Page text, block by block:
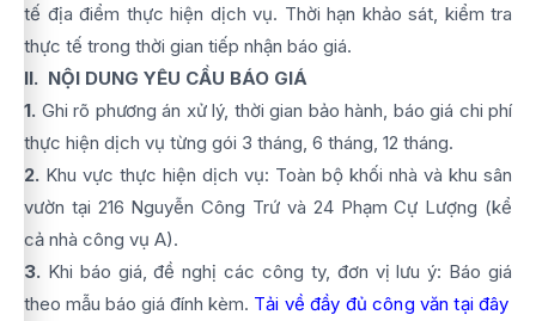
tế địa điểm thực hiện dịch vụ. Thời hạn khảo sát, kiểm tra
thực tế trong thời gian tiếp nhận báo giá.
II. NỘI DUNG YÊU CẦU BÁO GIÁ
1. Ghi rõ phương án xử lý, thời gian bảo hành, báo giá chi phí
thực hiện dịch vụ từng gói 3 tháng, 6 tháng, 12 tháng.
2. Khu vực thực hiện dịch vụ: Toàn bộ khối nhà và khu sân
vườn tại 216 Nguyễn Công Trứ và 24 Phạm Cự Lượng (kể
cả nhà công vụ A).
3. Khi báo giá, đề nghị các công ty, đơn vị lưu ý: Báo giá
theo mẫu báo giá đính kèm. Tải về đầy đủ công văn tại đây